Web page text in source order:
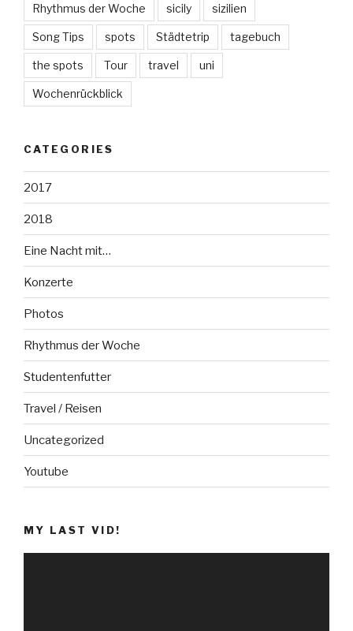
Rhythmus der Woche sicily sizilien
Song Tips spots Städtetrip tagebuch
the spots Tour travel uni
Wochenrückblick
CATEGORIES
2017
2018
Eine Nacht mit…
Konzerte
Photos
Rhythmus der Woche
Studentenfutter
Travel / Reisen
Uncategorized
Youtube
MY LAST VID!